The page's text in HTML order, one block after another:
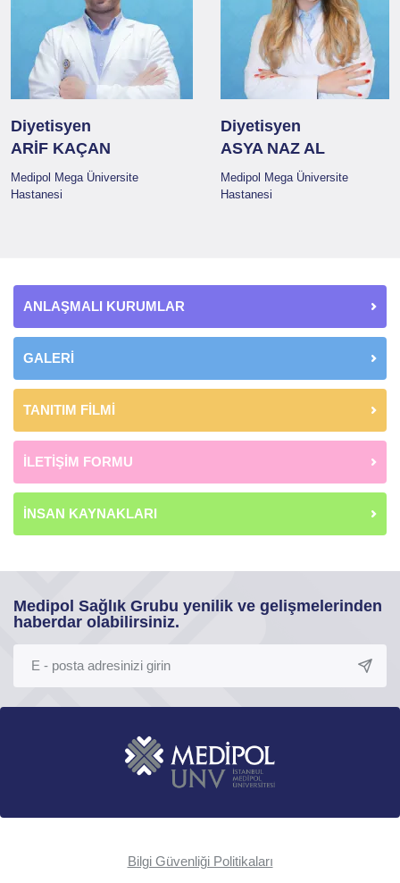
Diyetisyen
ARİF KAÇAN
Medipol Mega Üniversite
Hastanesi
Diyetisyen
ASYA NAZ AL
Medipol Mega Üniversite
Hastanesi
ANLAŞMALI KURUMLAR
GALERİ
TANITIM FİLMİ
İLETİŞİM FORMU
İNSAN KAYNAKLARI
Medipol Sağlık Grubu yenilik ve gelişmelerinden
haberdar olabilirsiniz.
Bilgi Güvenliği Politikaları